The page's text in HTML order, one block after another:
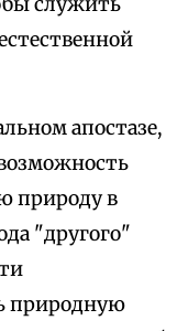
апостазе,
природу в
"другого"
природную